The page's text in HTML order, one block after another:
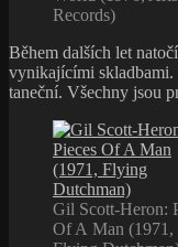
Records)
Během dalších let
vynikajícími
taneční. Všechny jsou
Gil Scott-Heron:
Of A Man (1971,